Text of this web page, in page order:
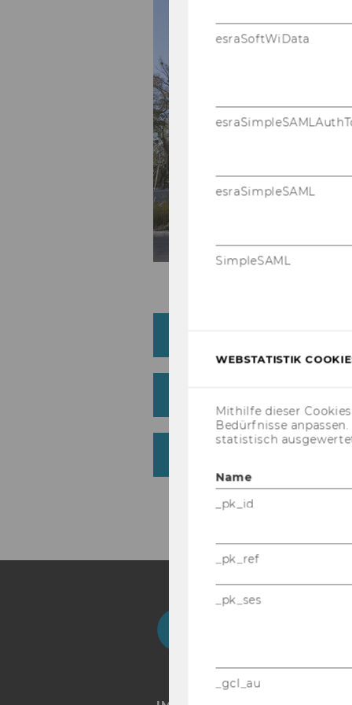
esraSoftWiData
esraSimpleSAML
SimpleSAML
WEBSTATISTIK
Mithilfe dieser
Bedürfnisse
statistisch
Name
_pk_id
_pk_ref
_pk_ses
_gcl_au